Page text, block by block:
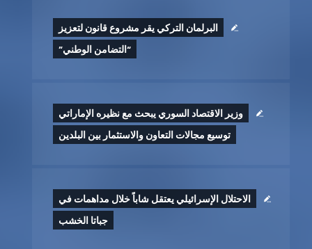
البرلمان التركي يقر مشروع قانون لتعزيز
“التضامن الوطني”
وزير الاقتصاد السوري يبحث مع نظيره الإماراتي
توسيع مجالات التعاون والاستثمار بين البلدين
الاحتلال الإسرائيلي يعتقل شاباً خلال مداهمات في
جباتا الخشب